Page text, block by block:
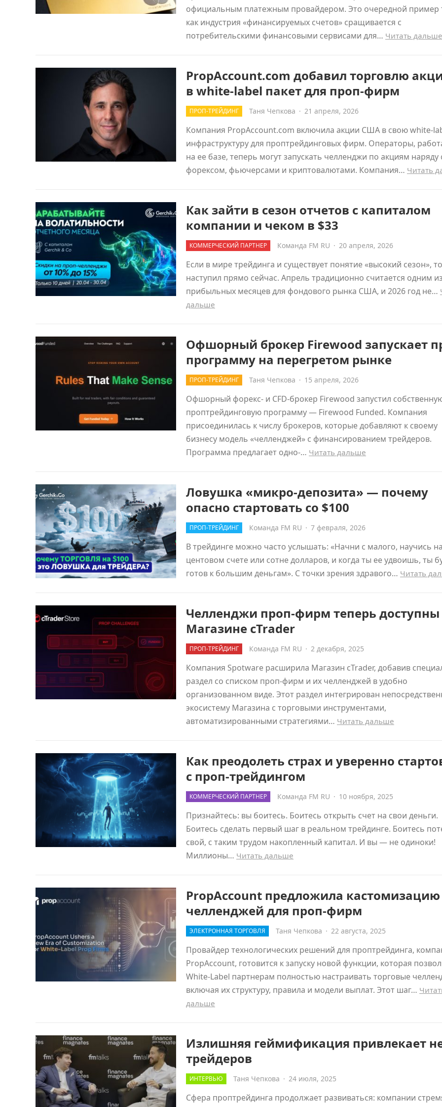
официальным платежным провайдером. Это очередной пример
как индустрия «финансируемых счетов» сращивается с
потребительскими финансовыми сервисами для… Читать дальше
PropAccount.com добавил торговлю
в white-label пакет для проп-фирм
ПРОП-ТРЕЙДИНГ Таня Чепкова · 21 апреля, 2026
Компания PropAccount.com включила акции США в свою white-
инфраструктуру для проптрейдинговых фирм. Операторы,
на ее базе, теперь могут запускать челленджи по акциям наряду
форексом, фьючерсами и криптовалютами. Компания… Читать
Как зайти в сезон отчетов с капиталом
компании и чеком в $33
КОММЕРЧЕСКИЙ ПАРТНЕР Команда FM RU · 20 апреля, 2026
Если в мире трейдинга и существует понятие «высокий сезон»,
наступил прямо сейчас. Апрель традиционно считается одним
прибыльных месяцев для фондового рынка США, и 2026 год не…
дальше
Офшорный брокер Firewood запускает
программу на перегретом рынке
ПРОП-ТРЕЙДИНГ Таня Чепкова · 15 апреля, 2026
Офшорный форекс- и CFD-брокер Firewood запустил
проптрейдинговую программу — Firewood Funded. Компания
присоединилась к числу брокеров, которые добавляют к своему
бизнесу модель «челленджей» с финансированием трейдеров.
Программа предлагает одно-… Читать дальше
Ловушка «микро-депозита» — почему
опасно стартовать со $100
ПРОП-ТРЕЙДИНГ Команда FM RU · 7 февраля, 2026
В трейдинге можно часто услышать: «Начни с малого, научись на
центовом счете или сотне долларов, и когда ты ее удвоишь, ты
готов к большим деньгам». С точки зрения здравого… Читать
Челленджи проп-фирм теперь доступны
Магазине cTrader
ПРОП-ТРЕЙДИНГ Команда FM RU · 2 декабря, 2025
Компания Spotware расширила Магазин cTrader, добавив
раздел со списком проп-фирм и их челленджей в удобно
организованном виде. Этот раздел интегрирован
экосистему Магазина с торговыми инструментами,
автоматизированными стратегиями… Читать дальше
Как преодолеть страх и уверенно
с проп-трейдингом
КОММЕРЧЕСКИЙ ПАРТНЕР Команда FM RU · 10 ноября, 2025
Признайтесь: вы боитесь. Боитесь открыть счет на свои деньги.
Боитесь сделать первый шаг в реальном трейдинге. Боитесь
свой, с таким трудом накопленный капитал. И вы — не одиноки!
Миллионы… Читать дальше
PropAccount предложила кастомизацию
челленджей для проп-фирм
ЭЛЕКТРОННАЯ ТОРГОВЛЯ Таня Чепкова · 22 августа, 2025
Провайдер технологических решений для проптрейдинга,
PropAccount, готовится к запуску новой функции, которая
White-Label партнерам полностью настраивать торговые
включая их структуру, правила и модели выплат. Этот шаг…
дальше
Излишняя геймификация привлекает
трейдеров
ИНТЕРВЬЮ Таня Чепкова · 24 июля, 2025
Сфера проптрейдинга продолжает развиваться: компании